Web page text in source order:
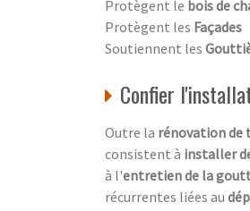
Protègent le bois de
Protègent les Façades
Soutiennent les
Confier
Outre la rénovation de
consistent à installer
à l'entretien de la
récurrentes liées au